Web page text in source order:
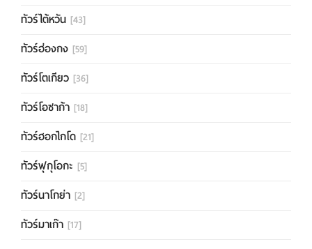
ทัวร์ไต้หวัน [43]
ทัวร์ฮ่องกง [59]
ทัวร์โตเกียว [36]
ทัวร์โอซาก้า [18]
ทัวร์ฮอกไกโด [21]
ทัวร์ฟุกุโอกะ [5]
ทัวร์นาโกย่า [2]
ทัวร์มาเก๊า [17]